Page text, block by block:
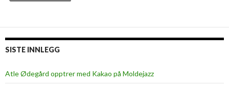
o
SISTE INNLEGG
Atle Ødegård opptrer med Kakao på Moldejazz